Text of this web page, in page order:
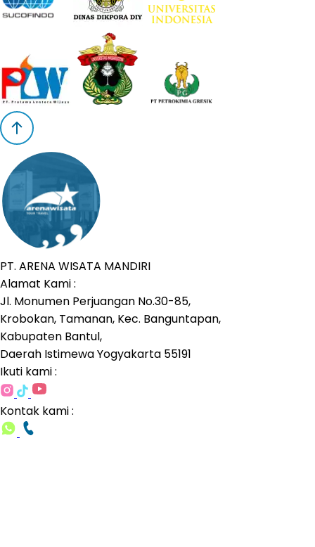
PT. ARENA WISATA MANDIRI
Alamat Kami :
Jl. Monumen Perjuangan No.30-85,
Krobokan, Tamanan, Kec. Banguntapan,
Kabupaten Bantul,
Daerah Istimewa Yogyakarta 55191
Ikuti kami :
Kontak kami :